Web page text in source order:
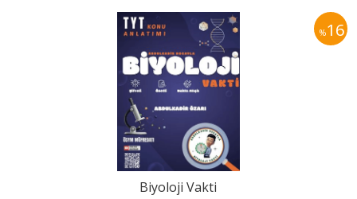
%16
Biyoloji Vakti